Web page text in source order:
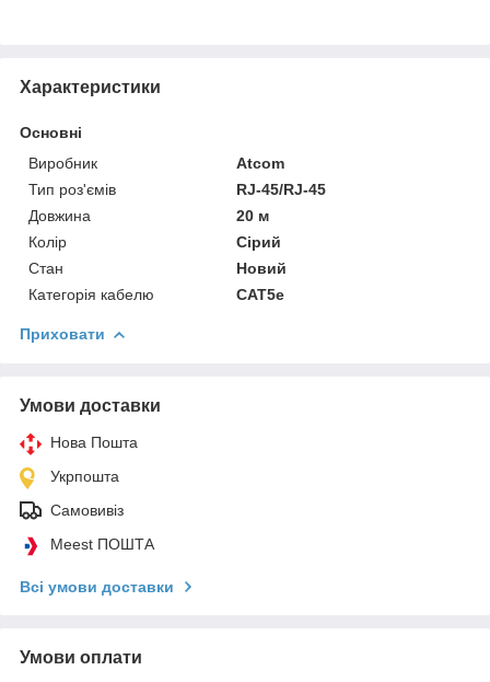
Характеристики
Основні
Виробник
Atcom
Тип роз'ємів
RJ-45/RJ-45
Довжина
20 м
Колір
Сірий
Стан
Новий
Категорія кабелю
CAT5e
Приховати
Умови доставки
Нова Пошта
Укрпошта
Самовивіз
Meest ПОШТА
Всі умови доставки
Умови оплати